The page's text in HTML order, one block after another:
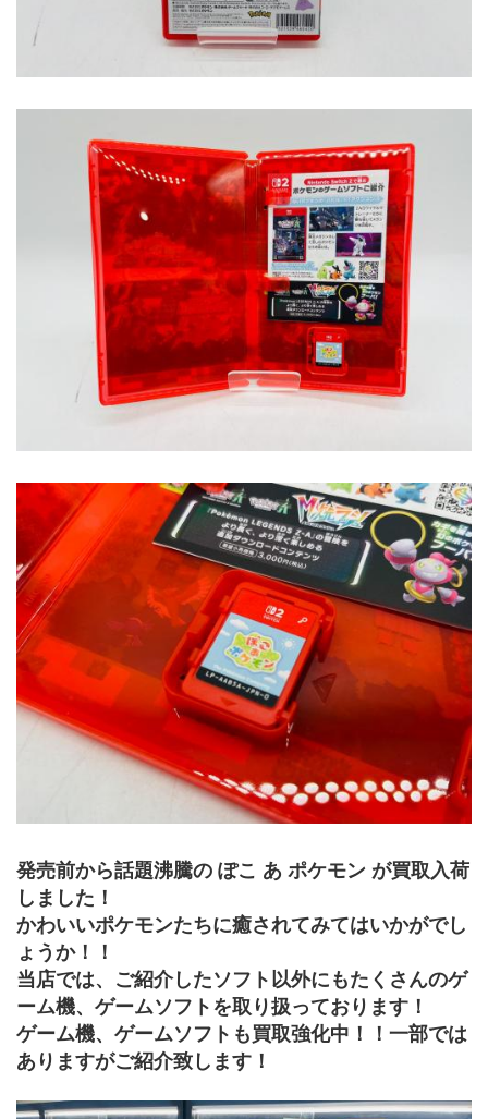
発売前から話題沸騰の ぽこ あ ポケモン が買取入荷
しました！
かわいいポケモンたちに癒されてみてはいかがでし
ょうか！！
当店では、ご紹介したソフト以外にもたくさんのゲ
ーム機、ゲームソフトを取り扱っております！
ゲーム機、ゲームソフトも買取強化中！！一部では
ありますがご紹介致します！